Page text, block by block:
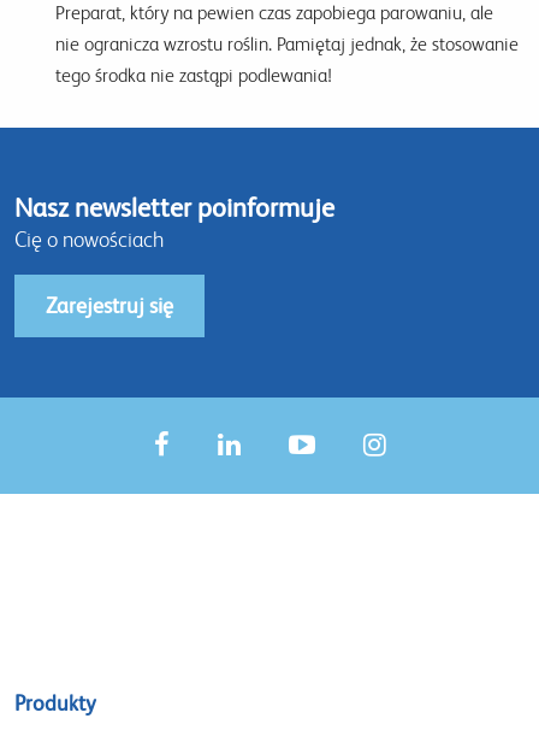
Preparat, który na pewien czas zapobiega parowaniu, ale
nie ogranicza wzrostu roślin. Pamiętaj jednak, że stosowanie
tego środka nie zastąpi podlewania!
Nasz newsletter poinformuje
Cię o nowościach
Zarejestruj się
Sitemap
Produkty